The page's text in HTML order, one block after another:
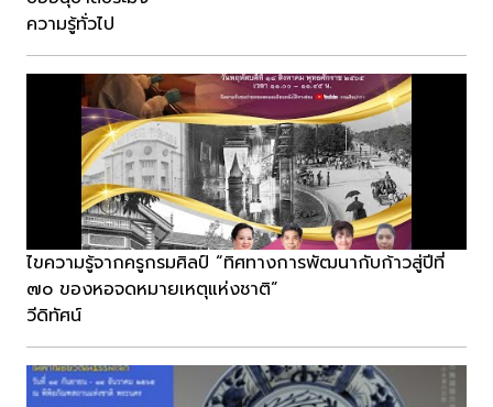
ความรู้ทั่วไป
ไขความรู้จากครูกรมศิลป์ “ทิศทางการพัฒนากับก้าวสู่ปีที่
๗๐ ของหอจดหมายเหตุแห่งชาติ”
วีดิทัศน์